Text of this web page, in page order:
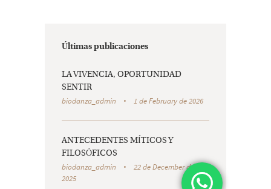
Últimas publicaciones
LA VIVENCIA, OPORTUNIDAD
SENTIR
biodanza_admin 1 de February de 2026
ANTECEDENTES MÍTICOS Y
FILOSÓFICOS
biodanza_admin
22 de December de
2025